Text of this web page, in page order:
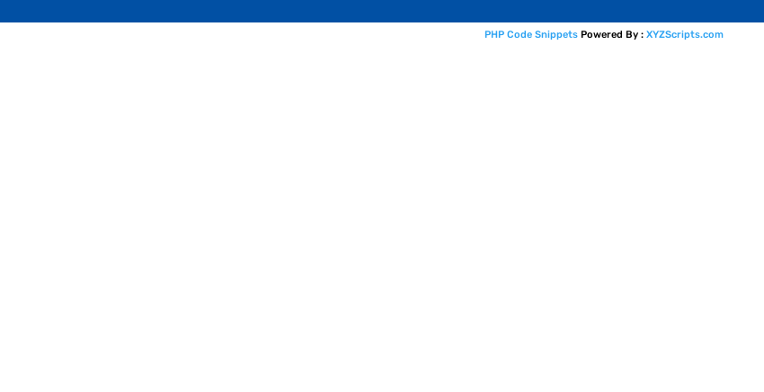
PHP Code Snippets Powered By : XYZScripts.com